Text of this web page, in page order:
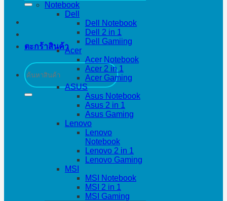
ตะกร้าสินค้า
ค้นหา:
Notebook
Dell
Dell Notebook
Dell 2 in 1
Dell Gamiing
Acer
Acer Notebook
Acer 2 in 1
Acer Gaming
ASUS
Asus Notebook
Asus 2 in 1
Asus Gaming
Lenovo
Lenovo
Notebook
Lenovo 2 in 1
Lenovo Gaming
MSI
MSI Notebook
MSI 2 in 1
MSI Gaming